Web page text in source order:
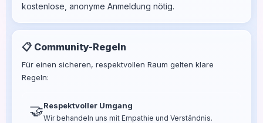
kostenlose, anonyme Anmeldung nötig.
📋 Community-Regeln
Für einen sicheren, respektvollen Raum gelten klare
Regeln:
🤝Respektvoller Umgang
Wir behandeln uns mit Empathie und Verständnis.